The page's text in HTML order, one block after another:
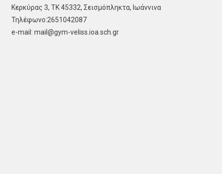
Κερκύρας 3, ΤΚ 45332, Σεισμόπληκτα, Ιωάννινα
Τηλέφωνο:2651042087
e-mail: mail@gym-veliss.ioa.sch.gr